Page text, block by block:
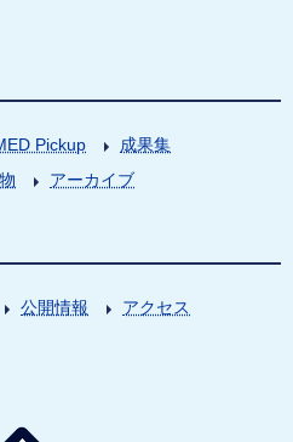
Pickup
成果集
アーカイブ
公開情報
アクセス